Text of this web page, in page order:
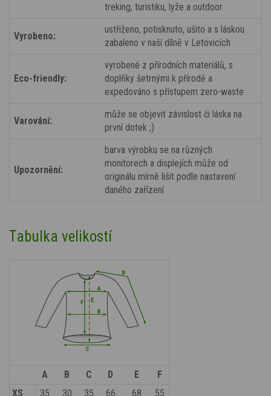
treking, turistiku, lyže a outdoor
Vyrobeno:
ustřiženo, potisknuto, ušito a s láskou
zabaleno v naší dílně v Letovicích
Eco-friendly:
vyrobené z přírodních materiálů, s
doplňky šetrnými k přírodě a
expedováno s přístupem zero-waste
Varování:
může se objevit závislost či láska na
první dotek ;)
Upozornění:
barva výrobku se na různých
monitorech a displejích může od
originálu mírně lišit podle nastavení
daného zařízení
Tabulka velikostí
A B C D E
F
XS
35 30 35 66 68 55